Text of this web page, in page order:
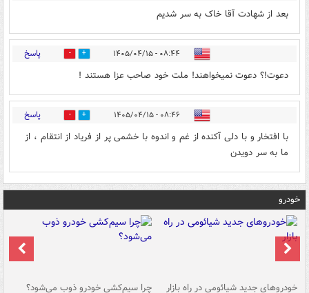
بعد از شهادت آقا خاک به سر شدیم
۰۸:۴۴ - ۱۴۰۵/۰۴/۱۵ 0 پاسخ
دعوت!؟ دعوت نمیخواهند! ملت خود صاحب عزا هستند !
۰۸:۴۶ - ۱۴۰۵/۰۴/۱۵ 0 پاسخ
با افتخار و با دلی آکنده از غم و اندوه با خشمی پر از فریاد از انتقام ، از
ما به سر دویدن
خودرو
خودروهای جدید شیائومی در راه بازار چرا سیم‌کشی خودرو ذوب می‌شود؟